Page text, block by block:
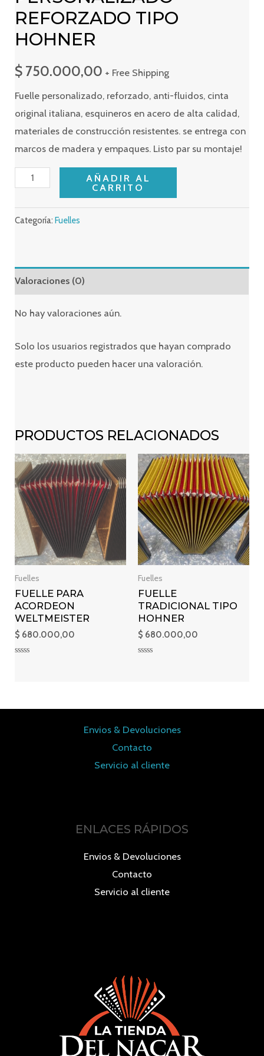
REFORZADO TIPO
HOHNER
$ 750.000,00 + Free Shipping
Fuelle personalizado, reforzado, anti-fluidos, cinta
original italiana, esquineros en acero de alta calidad,
materiales de construcción resistentes. se entrega con
marcos de madera y empaques. Listo par su montaje!
FUELLE
PERSONALIZADO-
REFORZADO
TIPO
AÑADIR AL
CARRITO
Categoría:Fuelles
Valoraciones (0)
No hay valoraciones aún.
Solo los usuarios registrados que hayan comprado
este producto pueden hacer una valoración.
PRODUCTOS RELACIONADOS
Fuelles
FUELLE PARA
ACORDEON
WELTMEISTER
$ 680.000,00
Fuelles
FUELLE
TRADICIONAL TIPO
HOHNER
$ 680.000,00
Envios & Devoluciones
Contacto
Servicio al cliente
ENLACES RÁPIDOS
Envios & Devoluciones
Contacto
Servicio al cliente